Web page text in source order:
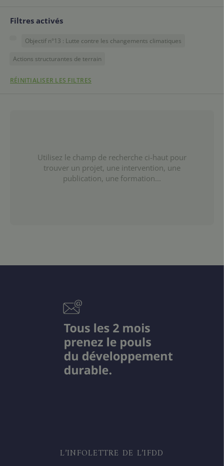
Filtres activés
Objectif n°13 : Lutte contre les changements climatiques
Actions structurantes de terrain
RÉINITIALISER LES FILTRES
Utilisez le champ de recherche ci-haut pour
trouver un projet, une intervention, une
publication, une formation...
L’INFOLETTRE DE L’IFDD